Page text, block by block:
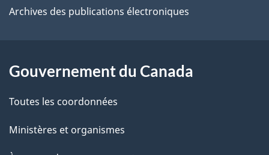
a
i
o
s
e
a
p
a
g
Archives des publications électroniques
Gouvernement du Canada
Toutes les coordonnées
Ministères et organismes